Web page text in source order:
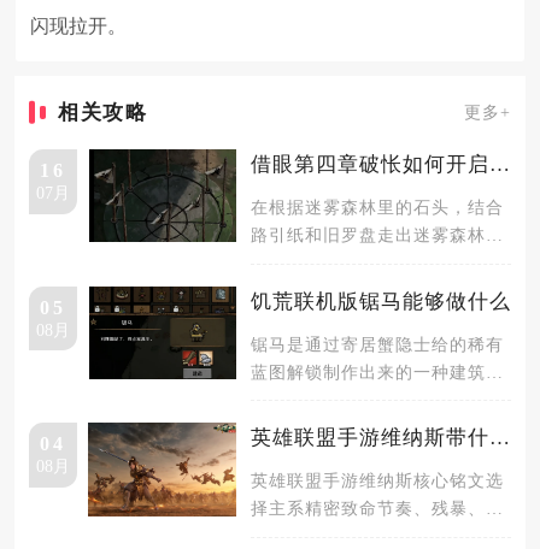
闪现拉开。
相关攻略 更多+
16
07月
借眼第四章破怅如何开启石门
在根据迷雾森林里的石头，结合
路引纸和旧罗盘走出迷雾森林
背包里拿
05
08月
饥荒联机版锯马能够做什么
锯马是通过寄居蟹隐士给的稀有
蓝图解锁制作出来的一种建筑，
相关配
04
08月
英雄联盟手游维纳斯带什么铭文
英雄联盟手游维纳斯核心铭文选
择主系精密致命节奏、残暴、传